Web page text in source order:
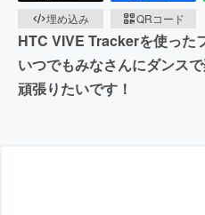
埋め込み
QRコード
HTC VIVE Trackerを使った
いつでもみなさんにダンス
頑張りたいです！